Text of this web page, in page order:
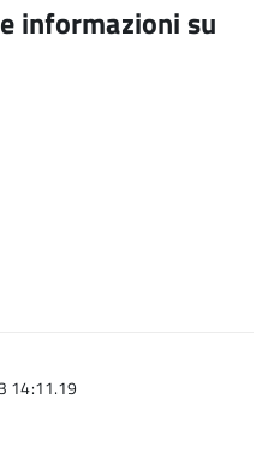
informazioni su
14:11.19